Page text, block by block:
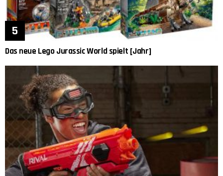
Das neue Lego Jurassic World spielt [Jahr]